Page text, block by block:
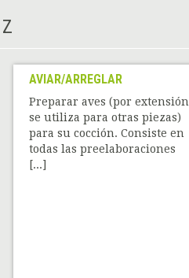
Z
AVIAR/ARREGLAR
Preparar aves (por extensión
se utiliza para otras piezas)
para su cocción. Consiste en
todas las preelaboraciones
[...]